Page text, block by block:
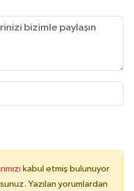
kabul etmiş bulunuyor
Yazılan yorumlardan